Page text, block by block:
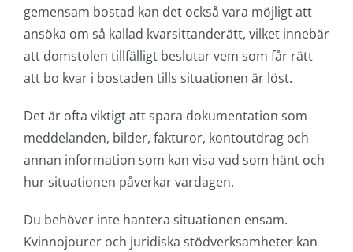
gemensam bostad kan det också vara möjligt att
ansöka om så kallad kvarsittanderätt, vilket innebär
att domstolen tillfälligt beslutar vem som får rätt
att bo kvar i bostaden tills situationen är löst.
Det är ofta viktigt att spara dokumentation som
meddelanden, bilder, fakturor, kontoutdrag och
annan information som kan visa vad som hänt och
hur situationen påverkar vardagen.
Du behöver inte hantera situationen ensam.
Kvinnojourer och juridiska stödverksamheter kan